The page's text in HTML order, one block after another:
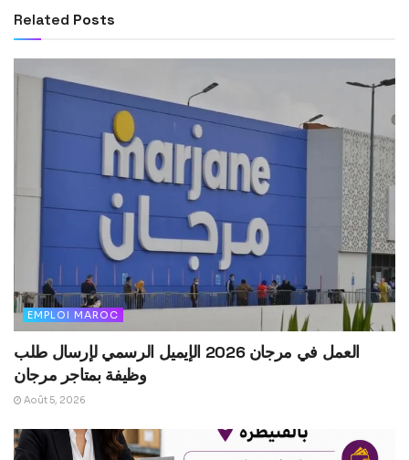
Related Posts
EMPLOI MAROC
العمل في مرجان 2026 الإيميل الرسمي لإرسال طلب
وظيفة بمتاجر مرجان
Août 5, 2026